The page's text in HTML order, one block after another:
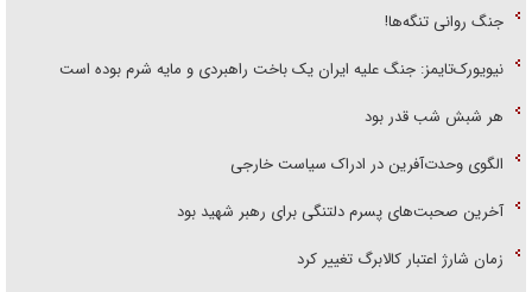
جنگ روانی تنگه‌ها!
نیویورک‌تایمز: جنگ علیه ایران یک باخت راهبردی و مایه شرم بوده است
هر شبش شب قدر بود
الگوی وحدت‌آفرین در ادراک سیاست خارجی
آخرین صحبت‌های پسرم دلتنگی برای رهبر شهید بود
زمان شارژ اعتبار کالابرگ تغییر کرد